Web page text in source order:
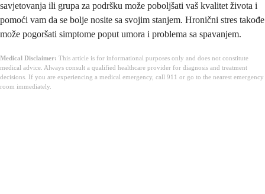
savjetovanja ili grupa za podršku može poboljšati vaš kvalitet života i
pomoći vam da se bolje nosite sa svojim stanjem. Hronični stres takođe
može pogoršati simptome poput umora i problema sa spavanjem.
Medical Disclaimer: This article is for informational purposes only and does not constitute
medical advice. Always consult a qualified healthcare provider for diagnosis and treatment
decisions. If you are experiencing a medical emergency, call 911 or go to the nearest emergency
room immediately.